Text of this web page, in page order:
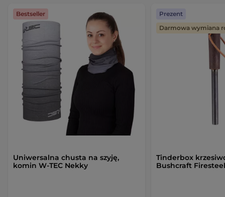
Uniwersalna chusta na szyję,
komin W-TEC Nekky
Bestseller
Tinderbox
Bushcraft
Prezent
Darmowa wymiana